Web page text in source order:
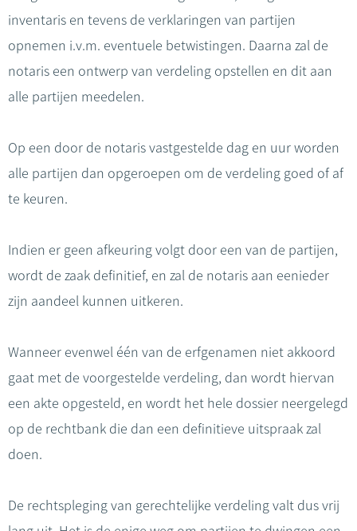
inventaris en tevens de verklaringen van partijen
opnemen i.v.m. eventuele betwistingen. Daarna zal de
notaris een ontwerp van verdeling opstellen en dit aan
alle partijen meedelen.
Op een door de notaris vastgestelde dag en uur worden
alle partijen dan opgeroepen om de verdeling goed of af
te keuren.
Indien er geen afkeuring volgt door een van de partijen,
wordt de zaak definitief, en zal de notaris aan eenieder
zijn aandeel kunnen uitkeren.
Wanneer evenwel één van de erfgenamen niet akkoord
gaat met de voorgestelde verdeling, dan wordt hiervan
een akte opgesteld, en wordt het hele dossier neergelegd
op de rechtbank die dan een definitieve uitspraak zal
doen.
De rechtspleging van gerechtelijke verdeling valt dus vrij